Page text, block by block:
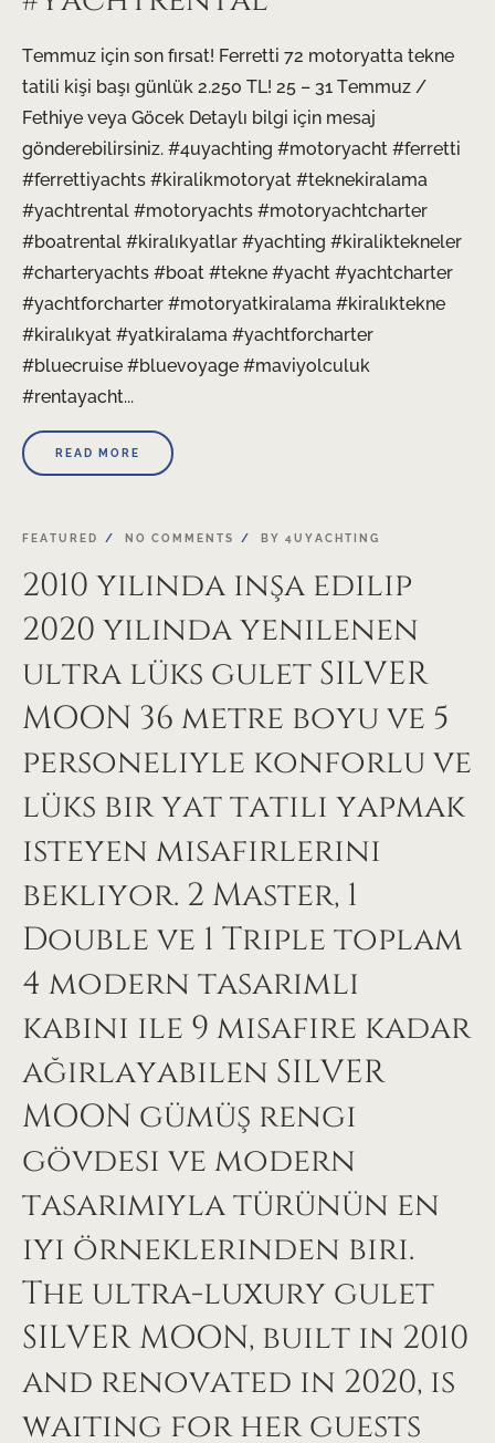
Temmuz için son fırsat! Ferretti 72 motoryatta tekne
tatili kişi başı günlük 2.250 TL! 25 – 31 Temmuz /
Fethiye veya Göcek Detaylı bilgi için mesaj
gönderebilirsiniz. #4uyachting #motoryacht #ferretti
#ferrettiyachts #kiralikmotoryat #teknekiralama
#yachtrental #motoryachts #motoryachtcharter
#boatrental #kiralıkyatlar #yachting #kiraliktekneler
#charteryachts #boat #tekne #yacht #yachtcharter
#yachtforcharter #motoryatkiralama #kiralıktekne
#kiralıkyat #yatkiralama #yachtforcharter
#bluecruise #bluevoyage #maviyolculuk
#rentayacht...
READ MORE
FEATURED NO COMMENTS BY 4UYACHTING
2010 yılında inşa edilip
2020 yılında yenilenen
ultra lüks gulet SILVER
MOON 36 metre boyu ve 5
personeliyle konforlu ve
lüks bir yat tatili yapmak
isteyen misafirlerini
bekliyor. 2 Master, 1
Double ve 1 Triple toplam
4 modern tasarımlı
kabini ile 9 misafire kadar
ağırlayabilen SILVER
MOON gümüş rengi
gövdesi ve modern
tasarımıyla türünün en
iyi örneklerinden biri.
The ultra-luxury gulet
SILVER MOON, built in 2010
and renovated in 2020, is
waiting for her guests